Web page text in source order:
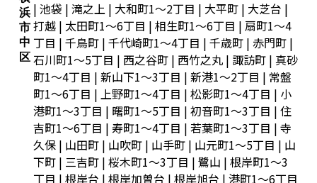
浜
市
中
区
| 池袋 | 滝之上 | 大和町1～2丁目 | 大平町 | 大芝台 |
打越 | 太田町1～6丁目 | 相生町1～6丁目 | 扇町1～4
丁目 | 千鳥町 | 千代崎町1～4丁目 | 千歳町 | 赤門町 |
石川町1～5丁目 | 西之谷町 | 西竹之丸 | 諏訪町 | 真砂
町1～4丁目 | 新山下1～3丁目 | 新港1～2丁目 | 常盤
町1～6丁目 | 上野町1～4丁目 | 松影町1～4丁目 | 小
港町1～3丁目 | 曙町1～5丁目 | 初音町1～3丁目 | 住
吉町1～6丁目 | 寿町1～4丁目 | 若葉町1～3丁目 | 寺
久保 | 山田町 | 山吹町 | 山手町 | 山元町1～5丁目 | 山
下町 | 三吉町 | 桜木町1～3丁目 | 鷺山 | 根岸町1～3
丁目 | 根岸台 | 根岸加曽台 | 根岸旭台 | 港町1～6丁目